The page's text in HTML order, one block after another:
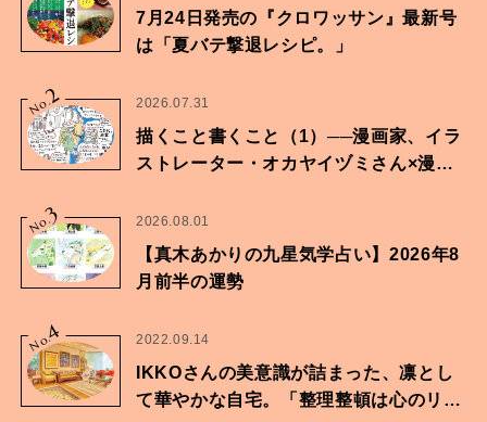
7月24日発売の『クロワッサン』最新号
は「夏バテ撃退レシピ。」
No.2 2026.07.31
描くこと書くこと（1）──漫画家、イラ
ストレーター・オカヤイヅミさん×漫画
No.
3 2026.08.01
【真木あかりの九星気学占い】2026年8
月前半の運勢
No.
4 2022.09.14
IKKOさんの美意識が詰まった、凛とし
て華やかな自宅。「整理整頓は心のリズ